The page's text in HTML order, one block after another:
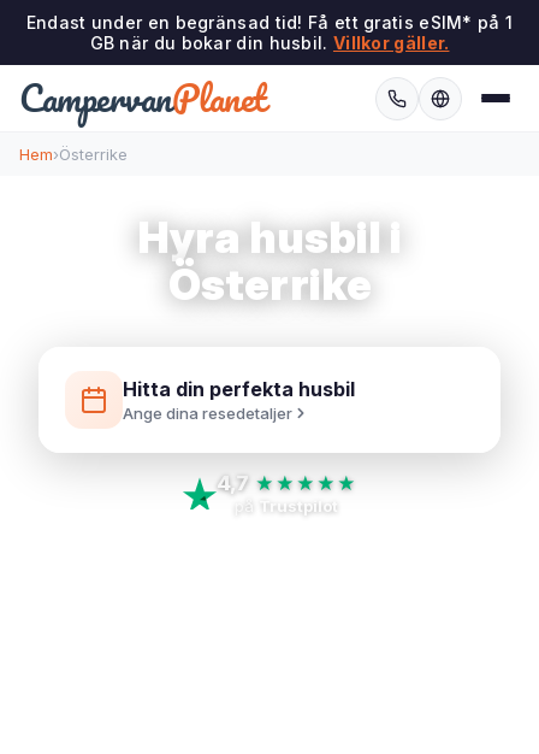
Endast under en begränsad tid! Få ett gratis eSIM* på 1
GB när du bokar din husbil. Villkor gäller.
CampervanPlanet
Hem›Österrike
Hyra husbil i
Österrike
Hitta din perfekta husbil
Ange dina resedetaljer
4,7 ★★★★★
på Trustpilot